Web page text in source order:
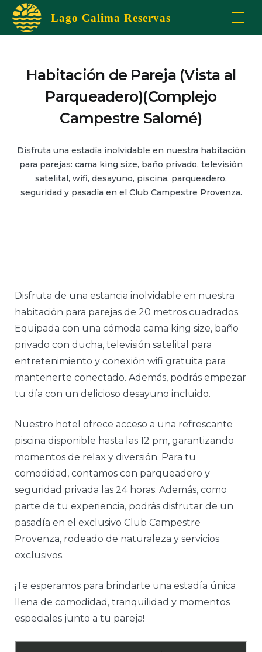
Skip
Lago Calima Reservas
Habitación de Pareja (Vista al
Parqueadero)(Complejo
Campestre Salomé)
Disfruta una estadía inolvidable en nuestra habitación
para parejas: cama king size, baño privado, televisión
satelital, wifi, desayuno, piscina, parqueadero,
seguridad y pasadía en el Club Campestre Provenza.
Disfruta de una estancia inolvidable en nuestra
habitación para parejas de 20 metros cuadrados.
Equipada con una cómoda cama king size, baño
privado con ducha, televisión satelital para
entretenimiento y conexión wifi gratuita para
mantenerte conectado. Además, podrás empezar
tu día con un delicioso desayuno incluido.
Nuestro hotel ofrece acceso a una refrescante
piscina disponible hasta las 12 pm, garantizando
momentos de relax y diversión. Para tu
comodidad, contamos con parqueadero y
seguridad privada las 24 horas. Además, como
parte de tu experiencia, podrás disfrutar de un
pasadía en el exclusivo Club Campestre
Provenza, rodeado de naturaleza y servicios
exclusivos.
¡Te esperamos para brindarte una estadía única
llena de comodidad, tranquilidad y momentos
especiales junto a tu pareja!